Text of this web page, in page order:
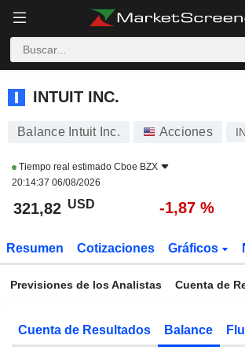
INTUIT INC.
INTUIT INC.
Balance Intuit Inc. Acciones
Tiempo real estimado Cboe BZX
20:14:37 06/08/2026
321,82 USD -1,87 %
Resumen Cotizaciones Gráficos
Previsiones de los Analistas Cuenta de
Cuenta de Resultados Balance